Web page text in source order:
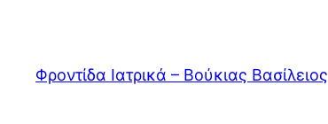
περιεχόμενο
Φροντίδα Ιατρικά – Βούκιας Βασίλειος